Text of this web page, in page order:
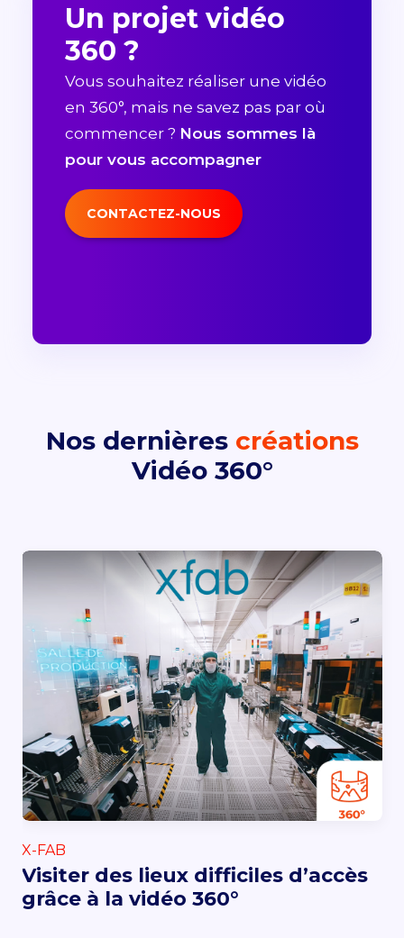
Un projet vidéo
360 ?
Vous souhaitez réaliser une vidéo
en 360°, mais ne savez pas par où
commencer ? Nous sommes là
pour vous accompagner
CONTACTEZ-NOUS
Nos dernières créations
Vidéo 360°
X-FAB
Visiter des lieux difficiles d’accès
grâce à la vidéo 360°